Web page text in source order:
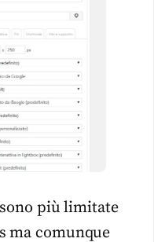
più limitate
ma comunque